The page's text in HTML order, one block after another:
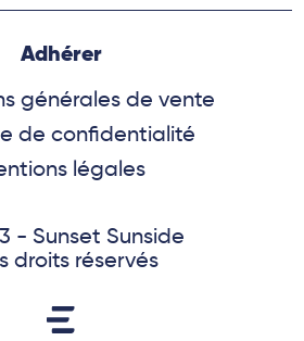
Adhérer
générales de vente
de confidentialité
légales
- Sunset Sunside
droits réservés